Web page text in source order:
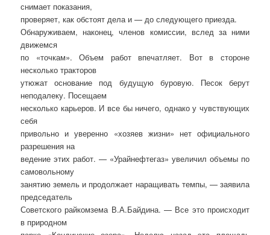
снимает показания,
проверяет, как обстоят дела и — до следующего приезда.
Обнаруживаем, наконец, членов комиссии, вслед за ними
движемся
по «точкам». Объем работ впечатляет. Вот в стороне
несколько тракторов
утюжат основание под будущую буровую. Песок берут
неподалеку. Посещаем
несколько карьеров. И все бы ничего, однако у чувствующих
себя
привольно и уверенно «хозяев жизни» нет официального
разрешения на
ведение этих работ. — «Урайнефтегаз» увеличил объемы по
самовольному
занятию земель и продолжает наращивать темпы, — заявила
председатель
Советского райкомзема В.А.Байдина. — Все это происходит
в природном